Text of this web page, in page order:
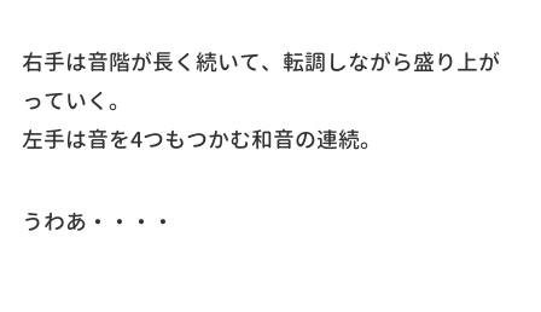
右手は音階が長く続いて、転調しながら盛り上が
っていく。
左手は音を4つもつかむ和音の連続。
うわあ・・・・